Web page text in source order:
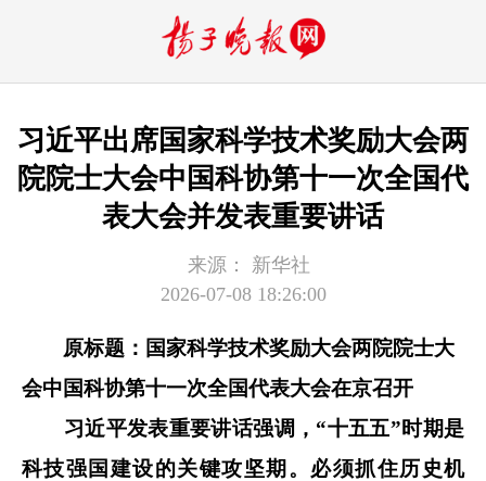
习近平出席国家科学技术奖励大会两
院院士大会中国科协第十一次全国代
表大会并发表重要讲话
来源：
新华社
2026-07-08 18:26:00
原标题：国家科学技术奖励大会两院院士大
会中国科协第十一次全国代表大会在京召开
习近平发表重要讲话强调，“十五五”时期是
科技强国建设的关键攻坚期。必须抓住历史机